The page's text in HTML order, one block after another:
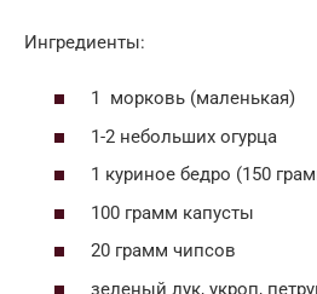
Ингредиенты:
1 морковь (маленькая)
1-2 небольших огурца
1 куриное бедро (150
100 грамм капусты
20 грамм чипсов
зеленый лук, укроп,